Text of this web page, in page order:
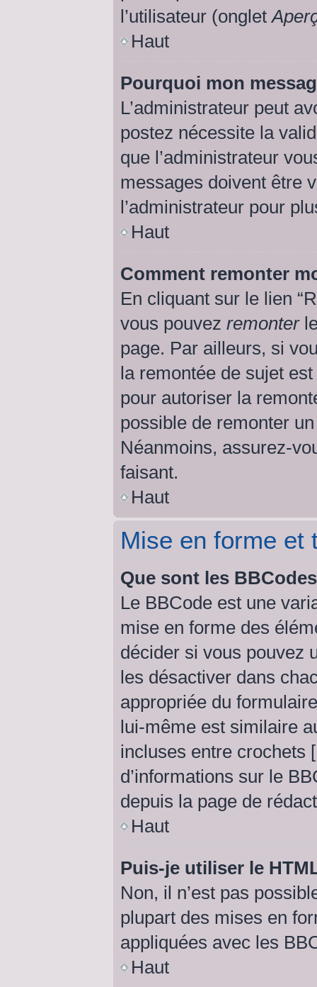
l’utilisateur (onglet
Haut
Pourquoi mon
L’administrateur peut
postez nécessite la
que l’administrateur
messages doivent être
l’administrateur pour
Haut
Comment remonter
En cliquant sur le lien
vous pouvez remonter
page. Par ailleurs, si
la remontée de sujet
pour autoriser la
possible de remonter
Néanmoins, assurez-
faisant.
Haut
Mise en forme et
Que sont les
Le BBCode est une
mise en forme des
décider si vous pouvez
les désactiver dans
appropriée du
lui-même est similaire
incluses entre crochets
d’informations sur le
depuis la page de
Haut
Puis-je utiliser le
Non, il n’est pas
plupart des mises en
appliquées avec les
Haut